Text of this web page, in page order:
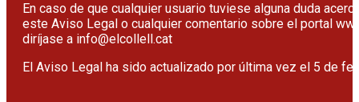
En caso de que cualquier usuario tuviese alguna duda
este Aviso Legal o cualquier comentario sobre el portal
diríjase a info@elcollell.cat
El Aviso Legal ha sido actualizado por última vez el 5 de